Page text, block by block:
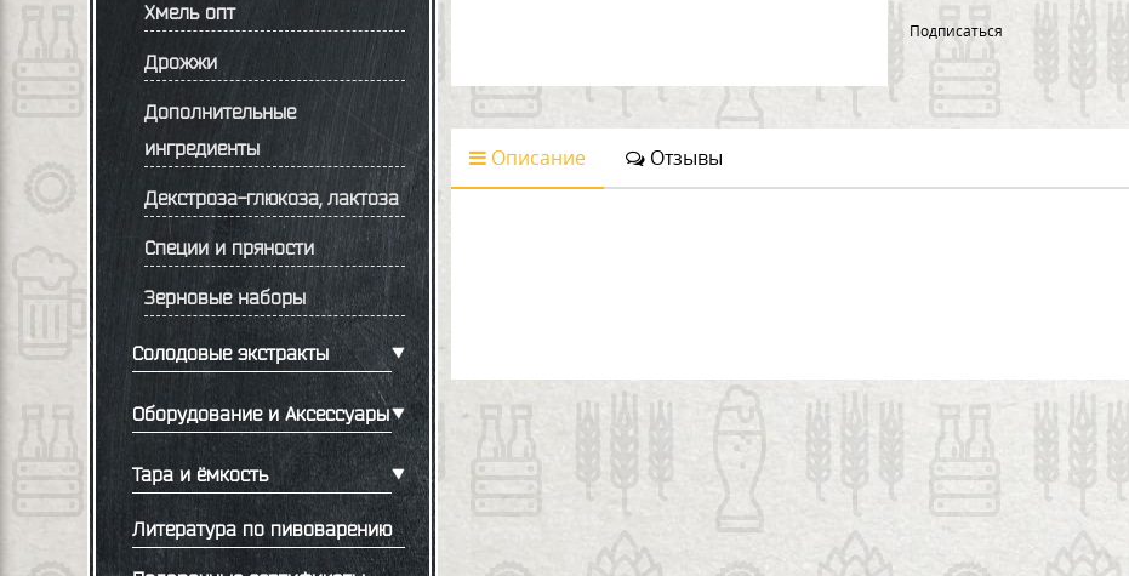
Хмель опт
Дрожжи
Дополнительные
ингредиенты
Декстроза-глюкоза, лактоза
Специи и пряности
Зерновые наборы
Солодовые экстракты
Оборудование и Аксессуары
Тара и ёмкость
Литература по пивоварению
Подписаться
Описание Отзывы